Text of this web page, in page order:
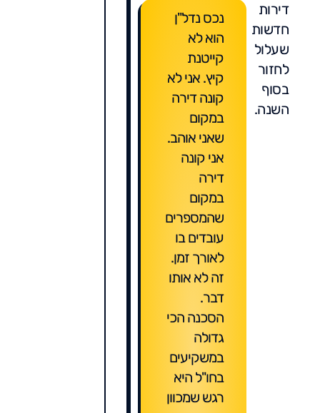
דירות
חדשות
שעלול
לחזור
בסוף
השנה.
נכס נדל"ן
הוא לא
קייטנת
קיץ. אני לא
קונה דירה
במקום
שאני אוהב.
אני קונה
דירה
במקום
שהמספרים
עובדים בו
לאורך זמן.
זה לא אותו
דבר.
הסכנה הכי
גדולה
במשקיעים
בחו"ל היא
רגש שמכוון